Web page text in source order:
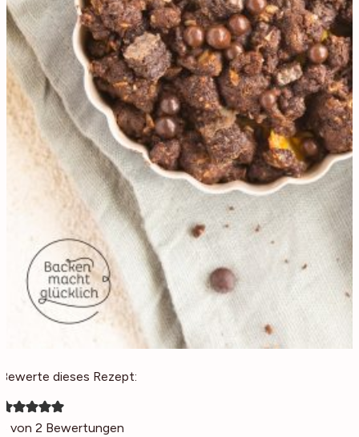
Bewerte dieses Rezept:
von 2 Bewertungen